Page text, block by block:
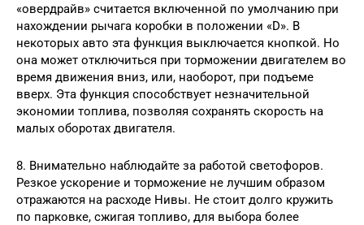
«овердрайв» считается включенной по умолчанию при
нахождении рычага коробки в положении «D». В
некоторых авто эта функция выключается кнопкой. Но
она может отключиться при торможении двигателем во
время движения вниз, или, наоборот, при подъеме
вверх. Эта функция способствует незначительной
экономии топлива, позволяя сохранять скорость на
малых оборотах двигателя.
8. Внимательно наблюдайте за работой светофоров.
Резкое ускорение и торможение не лучшим образом
отражаются на расходе Нивы. Не стоит долго кружить
по парковке, сжигая топливо, для выбора более